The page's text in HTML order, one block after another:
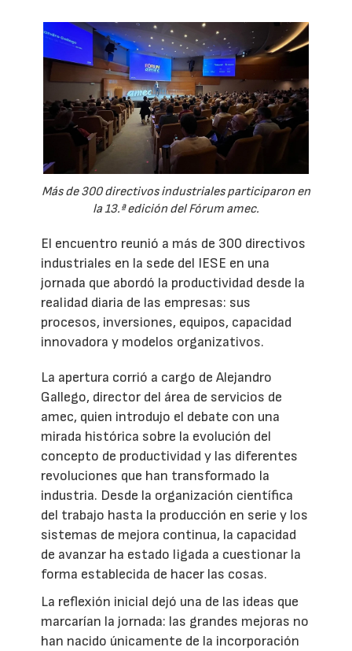
Más de 300 directivos industriales participaron en
la 13.ª edición del Fórum amec.
El encuentro reunió a más de 300 directivos
industriales en la sede del IESE en una
jornada que abordó la productividad desde la
realidad diaria de las empresas: sus
procesos, inversiones, equipos, capacidad
innovadora y modelos organizativos.
La apertura corrió a cargo de Alejandro
Gallego, director del área de servicios de
amec, quien introdujo el debate con una
mirada histórica sobre la evolución del
concepto de productividad y las diferentes
revoluciones que han transformado la
industria. Desde la organización científica
del trabajo hasta la producción en serie y los
sistemas de mejora continua, la capacidad
de avanzar ha estado ligada a cuestionar la
forma establecida de hacer las cosas.
La reflexión inicial dejó una de las ideas que
marcarían la jornada: las grandes mejoras no
han nacido únicamente de la incorporación